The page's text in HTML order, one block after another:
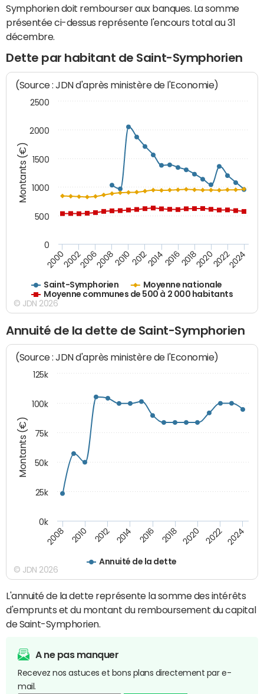
Symphorien doit rembourser aux banques. La somme
présentée ci-dessus représente l'encours total au 31
décembre.
Dette par habitant de Saint-Symphorien
Montants (€)
(Source : JDN d'après ministère de l'Economie)
Saint-Symphorien
Moyenne nationale
Moyenne communes de 500 à 2 000 habitants
200020022006200820102012201420162018202020222024
0
500
1000
1500
2000
2500
© JDN 2026
Annuité de la dette de Saint-Symphorien
Montants (€)
(Source : JDN d'après ministère de l'Economie)
Annuité de la dette
2008 2010 2012 2014 2016 2018 2020 2022 2024
0k
25k
50k
75k
100k
125k
© JDN 2026
L'annuité de la dette représente la somme des intérêts
d'emprunts et du montant du remboursement du capital
de Saint-Symphorien.
A ne pas manquer
Recevez nos astuces et bons plans directement par e-
mail.